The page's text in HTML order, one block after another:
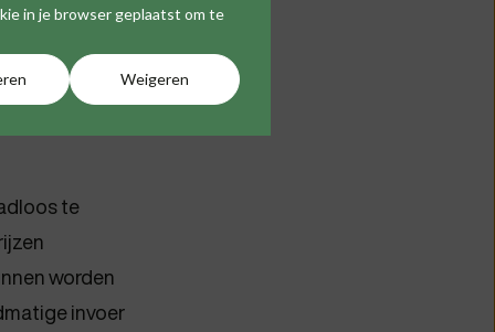
in je browser geplaatst om te
Weigeren
te
worden
invoer